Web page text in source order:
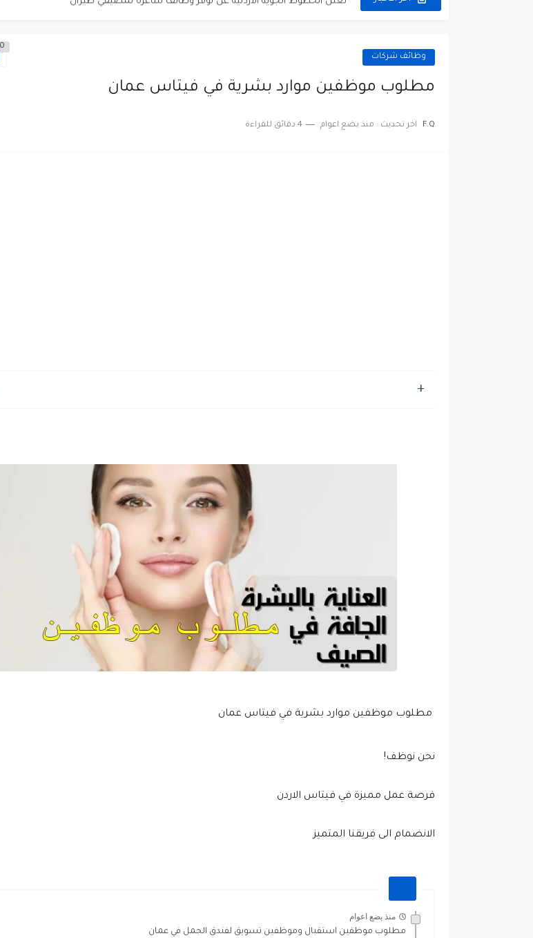
تعلن مؤسسة التعليم لأجل التوظيف الأردنية وبالشراكة مع أكاديمية جولانسرالمجاني
وظائف شركات
0
مطلوب موظفين موارد بشرية في فيتاس عمان
F.Q اخر تحديث : منذ بضع اعوام 4 دقائق للقراءة
مطلوب موظفين موارد بشرية في فيتاس عمان
نحن نوظف!
فرصة عمل مميزة في فيتاس الاردن
الانضمام الى فريقنا المتميز
منذ بضع اعوام
مطلوب موظفين استقبال وموظفين تسويق لفندق الجمل في عمان